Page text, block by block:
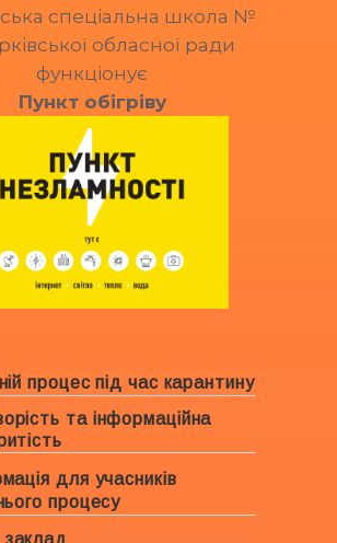
спеціальна школа №
обласної ради
функціонує
Пункт обігріву
процес під час карантину
та інформаційна
закладу
про право власності
для учасників
процесу